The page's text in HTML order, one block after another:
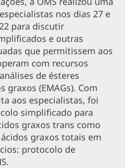
nos dias 27 e
para discutir
e outras
que permitissem aos
com recursos
de ésteres
graxos (EMAGs). Com
aos especialistas, foi
simplificado para
graxos trans como
graxos totais em
protocolo de